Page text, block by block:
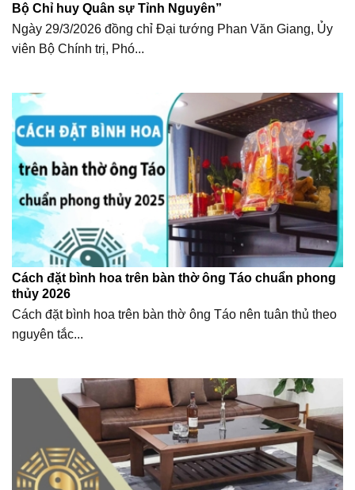
Bộ Chỉ huy Quân sự Tỉnh Nguyên”
Ngày 29/3/2026 đồng chỉ Đại tướng Phan Văn Giang, Ủy
viên Bộ Chính trị, Phó...
Cách đặt bình hoa trên bàn thờ ông Táo chuẩn phong
thủy 2026
Cách đặt bình hoa trên bàn thờ ông Táo nên tuân thủ theo
nguyên tắc...